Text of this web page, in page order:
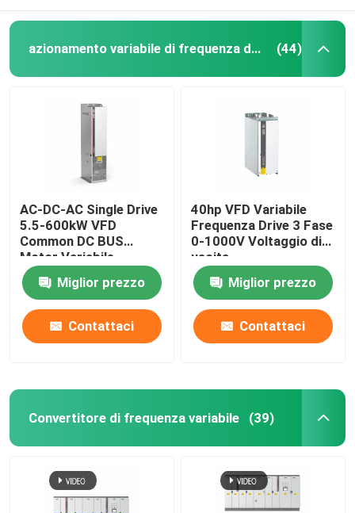
azionamento variabile di frequenza del vfd (44)
AC-DC-AC Single Drive
5.5-600kW VFD
Common DC BUS
Motor Variabile
Frequenza Drive per il
sollevamentoMiglior prezzo
Contattaci
40hp VFD Variabile
Frequenza Drive 3 Fase
0-1000V Voltaggio di
uscita
Miglior prezzo
Contattaci
Convertitore di frequenza variabile (39)